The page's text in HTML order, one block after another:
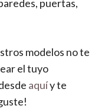
puertas,
modelos no te
el tuyo
aquíy te